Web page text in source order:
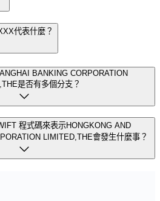
代表什麼？
BANKING CORPORATION
是否有多個分支？
程式碼來表示HONGKONG AND
LIMITED,THE會發生什麼事？